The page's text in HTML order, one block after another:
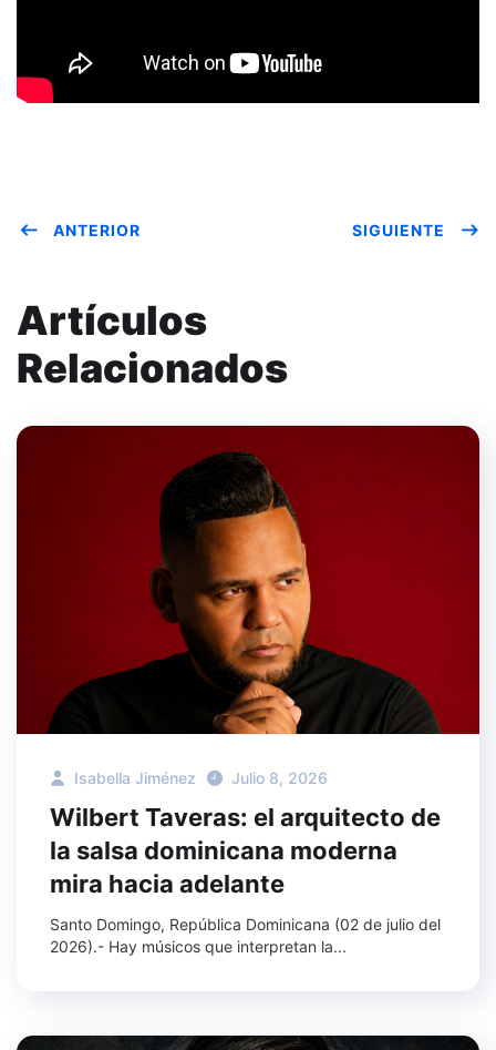
ANTERIOR SIGUIENTE
Artículos
Relacionados
Isabella Jiménez Julio 8, 2026
Wilbert Taveras: el arquitecto de
la salsa dominicana moderna
mira hacia adelante
Santo Domingo, República Dominicana (02 de julio del
2026).- Hay músicos que interpretan la...